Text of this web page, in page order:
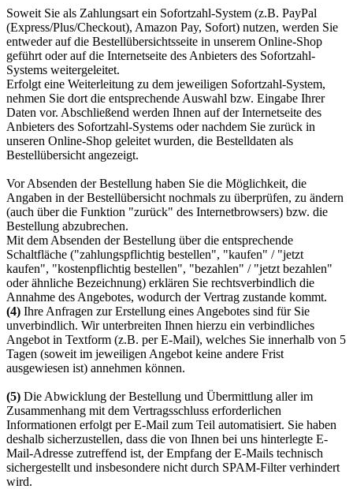
Soweit Sie als Zahlungsart ein Sofortzahl-System (z.B. PayPal
(Express/Plus/Checkout), Amazon Pay, Sofort) nutzen, werden Sie
entweder auf die Bestellübersichtsseite in unserem Online-Shop
geführt oder auf die Internetseite des Anbieters des Sofortzahl-
Systems weitergeleitet.
Erfolgt eine Weiterleitung zu dem jeweiligen Sofortzahl-System,
nehmen Sie dort die entsprechende Auswahl bzw. Eingabe Ihrer
Daten vor. Abschließend werden Ihnen auf der Internetseite des
Anbieters des Sofortzahl-Systems oder nachdem Sie zurück in
unseren Online-Shop geleitet wurden, die Bestelldaten als
Bestellübersicht angezeigt.
Vor Absenden der Bestellung haben Sie die Möglichkeit, die
Angaben in der Bestellübersicht nochmals zu überprüfen, zu ändern
(auch über die Funktion "zurück" des Internetbrowsers) bzw. die
Bestellung abzubrechen.
Mit dem Absenden der Bestellung über die entsprechende
Schaltfläche ("zahlungspflichtig bestellen", "kaufen" / "jetzt
kaufen", "kostenpflichtig bestellen", "bezahlen" / "jetzt bezahlen"
oder ähnliche Bezeichnung) erklären Sie rechtsverbindlich die
Annahme des Angebotes, wodurch der Vertrag zustande kommt.
(4) Ihre Anfragen zur Erstellung eines Angebotes sind für Sie
unverbindlich. Wir unterbreiten Ihnen hierzu ein verbindliches
Angebot in Textform (z.B. per E-Mail), welches Sie innerhalb von 5
Tagen (soweit im jeweiligen Angebot keine andere Frist
ausgewiesen ist) annehmen können.
(5) Die Abwicklung der Bestellung und Übermittlung aller im
Zusammenhang mit dem Vertragsschluss erforderlichen
Informationen erfolgt per E-Mail zum Teil automatisiert. Sie haben
deshalb sicherzustellen, dass die von Ihnen bei uns hinterlegte E-
Mail-Adresse zutreffend ist, der Empfang der E-Mails technisch
sichergestellt und insbesondere nicht durch SPAM-Filter verhindert
wird.